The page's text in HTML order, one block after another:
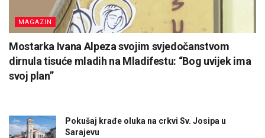
MAGAZIN
Mostarka Ivana Alpeza svojim svjedočanstvom
dirnula tisuće mladih na Mladifestu: “Bog uvijek ima
svoj plan”
Pokušaj krađe oluka na crkvi Sv. Josipa u
Sarajevu